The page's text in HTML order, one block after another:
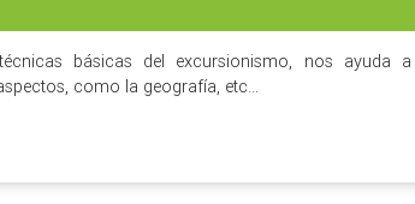
básicas del excursionismo, nos ayuda a
como la geografía, etc…